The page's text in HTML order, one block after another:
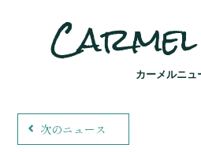
カーメルニュ
次のニュース